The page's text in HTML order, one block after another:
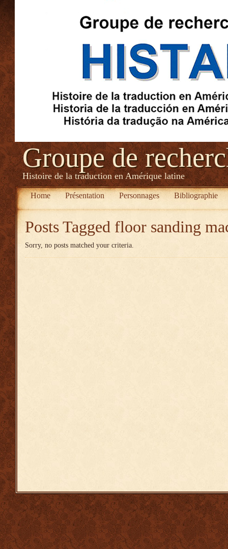
Groupe de
Histoire de la traduction en Amérique latine
Home Présentation Personnages Bibliographie
Posts Tagged floor sanding
Sorry, no posts matched your criteria.